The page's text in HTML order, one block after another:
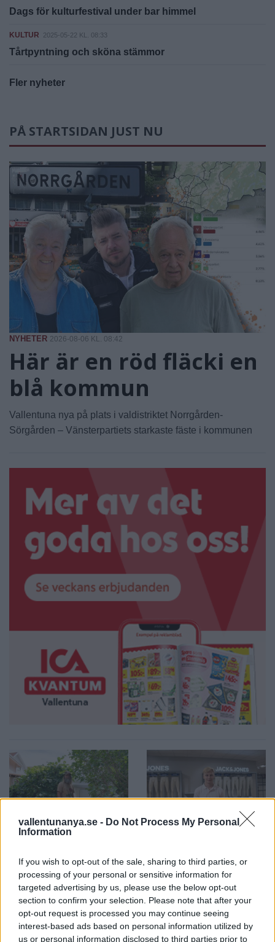
vallentunanya.se - Do Not Process My Personal
Information
If you wish to opt-out of the sale, sharing to third parties, or
processing of your personal or sensitive information for
targeted advertising by us, please use the below opt-out
section to confirm your selection. Please note that after your
opt-out request is processed you may continue seeing
interest-based ads based on personal information utilized by
us or personal information disclosed to third parties prior to
Dags för kulturfestival under bar himmel
KULTUR 2025-05-22 KL. 08:33
Tårtpyntning och sköna stämmor
Fler nyheter
PÅ STARTSIDAN JUST NU
NYHETER 2026-08-06 KL. 08:42
Här är en röd fläcki en
blå kommun
Vallentuna nya på plats i valdistriktet Norrgården-
Sörgården – Vänsterpartiets starkaste fäste i kommunen
2026-08-06 KL. 08:40
meteorregnet och
partiella
solförmörkelsen
Astrofotografen och
Vallentunabon Per-Magnus
2026-08-06 KL. 08:39
kvar i Vallentuna
centrum
Efter sommarens
utförsäljning – öppnar upp
butiken igen i augusti